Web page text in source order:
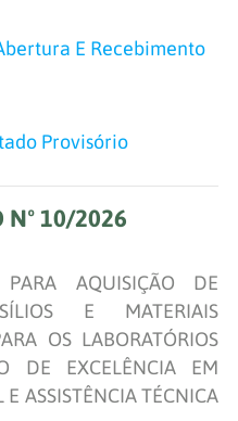
E Recebimento
Provisório
Nº 10/2026
PARA AQUISIÇÃO DE
E MATERIAIS
OS LABORATÓRIOS
DE EXCELÊNCIA EM
ASSISTÊNCIA TÉCNICA